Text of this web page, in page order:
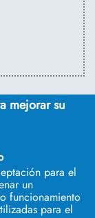
03 53
mejorar su
para el
un
funcionamiento
para el